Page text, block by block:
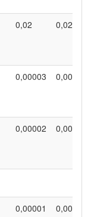
0,02 0,02
0,00003 0,00003
0,00002 0,00002
0,00001 0,00001